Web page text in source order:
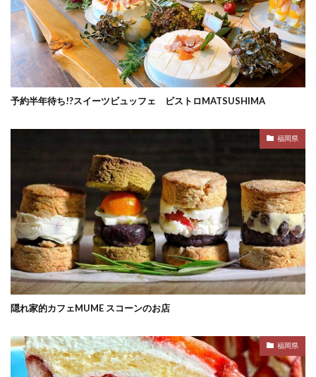
予約半年待ち!?スイーツビュッフェ ビストロMATSUSHIMA
福岡県
隠れ家的カフェMUME スコーンのお店
福岡県